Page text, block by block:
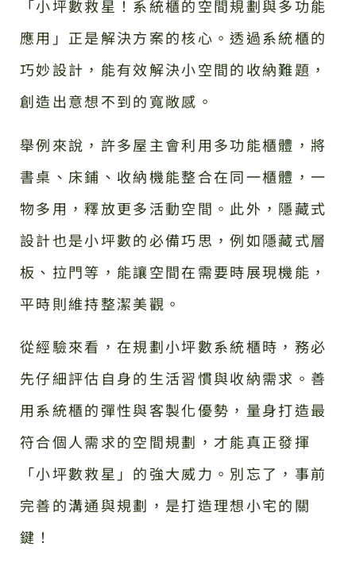
「小坪數救星！系統櫃的空間規劃與多功能
應用」正是解決方案的核心。透過系統櫃的
巧妙設計，能有效解決小空間的收納難題，
創造出意想不到的寬敞感。
舉例來說，許多屋主會利用多功能櫃體，將
書桌、床鋪、收納機能整合在同一櫃體，一
物多用，釋放更多活動空間。此外，隱藏式
設計也是小坪數的必備巧思，例如隱藏式層
板、拉門等，能讓空間在需要時展現機能，
平時則維持整潔美觀。
從經驗來看，在規劃小坪數系統櫃時，務必
先仔細評估自身的生活習慣與收納需求。善
用系統櫃的彈性與客製化優勢，量身打造最
符合個人需求的空間規劃，才能真正發揮
「小坪數救星」的強大威力。別忘了，事前
完善的溝通與規劃，是打造理想小宅的關
鍵！